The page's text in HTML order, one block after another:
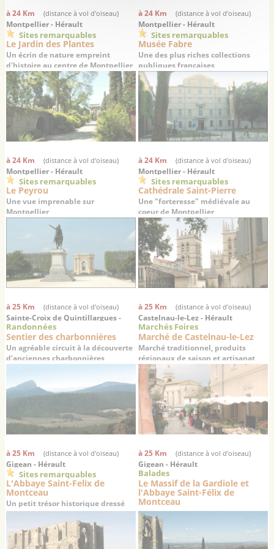
à 24 Km (distance à vol d'oiseau)
Montpellier - Hérault
Sites remarquables
Le Jardin des Plantes
Un écrin de nature empreint
d'histoire au centre de Montpellier
à 24 Km (distance à vol d'oiseau)
Montpellier - Hérault
Sites remarquables
Musée Fabre
Une des plus riches collections
publiques françaises
à 24 Km (distance à vol d'oiseau)
Montpellier - Hérault
Sites remarquables
Le Peyrou
Une vue imprenable sur
Montpellier
à 24 Km (distance à vol d'oiseau)
Montpellier - Hérault
Sites remarquables
Cathédrale Saint-Pierre
Une "forteresse" médiévale au
coeur de Montpellier
à 25 Km (distance à vol d'oiseau)
Sainte-Croix de Quintillargues -
Hérault
Randonnées
Sentier des charbonnières
Un agréable circuit à la découverte
d’anciennes charbonnières
à 25 Km (distance à vol d'oiseau)
Castelnau-le-Lez - Hérault
Marchés Foires
Marché de Castelnau-le-Lez
Marché traditionnel, produits
régionaux de saison et artisanat
à 25 Km (distance à vol d'oiseau)
Gigean - Hérault
Sites remarquables
L'Abbaye Saint-Felix de
Montceau
Un petit trésor historique dressé
sur un promontoire offrant une
superbe vue sur la plaine de
Gigean
à 25 Km (distance à vol d'oiseau)
Gigean - Hérault
Balades
Le Massif de la Gardiole et
l'Abbaye Saint-Félix de
Montceau